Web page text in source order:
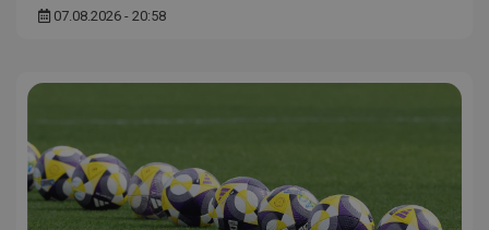
07.08.2026 - 20:58